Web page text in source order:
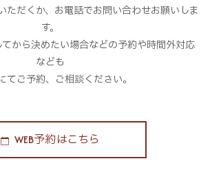
ただくか、お電話でお問い合わせお願いしま
す。
から決めたい場合などの予約や時間外対応
なども
てご予約、ご相談ください。
WEB予約はこちら